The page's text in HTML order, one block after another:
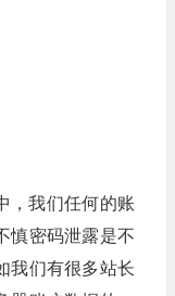
，我们任何的账
慎密码泄露是不
我们有很多站长